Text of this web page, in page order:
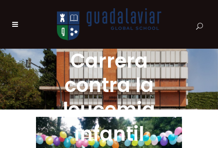
Carrera
contra la
leucemia
infantil